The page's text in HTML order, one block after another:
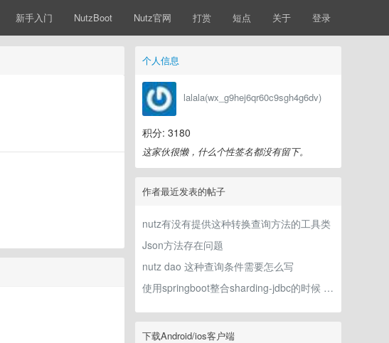
新手入门 NutzBoot Nutz官网 打赏 短点 关于 登录
个人信息
lalala(wx_g9hej6qr60c9sgh4g6dv)
积分: 3180
这家伙很懒，什么个性签名都没有留下。
作者最近发表的帖子
nutz有没有提供这种转换查询方法的工具类
Json方法存在问题
nutz dao 这种查询条件需要怎么写
使用springboot整合sharding-jdbc的时候 再调用nutz的到就报了这个错误
下载Android/ios客户端